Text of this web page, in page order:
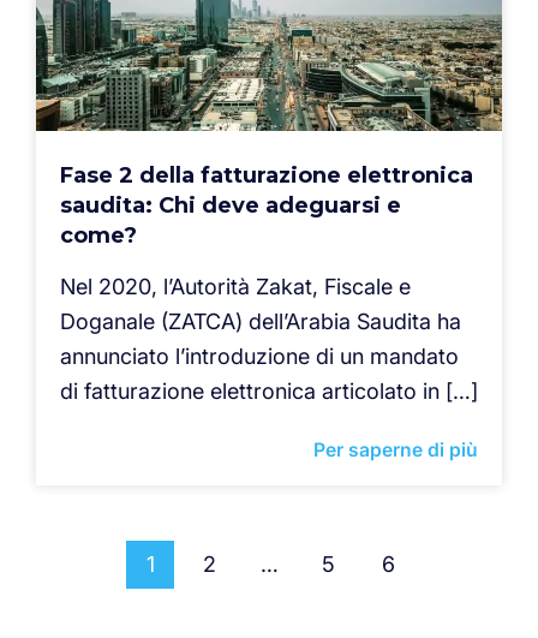
Fase 2 della fatturazione elettronica
saudita: Chi deve adeguarsi e
come?
Nel 2020, l’Autorità Zakat, Fiscale e
Doganale (ZATCA) dell’Arabia Saudita ha
annunciato l’introduzione di un mandato
di fatturazione elettronica articolato in […]
Per saperne di più
1 2 … 5 6